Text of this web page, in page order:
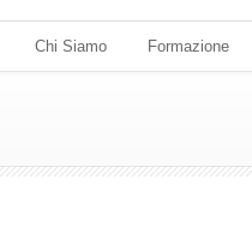
Chi Siamo Formazione